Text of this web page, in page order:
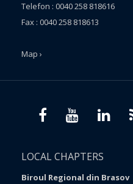
Telefon : 0040 258 818616
Fax : 0040 258 818613
Map ›
LOCAL CHAPTERS
Biroul Regional din Brasov